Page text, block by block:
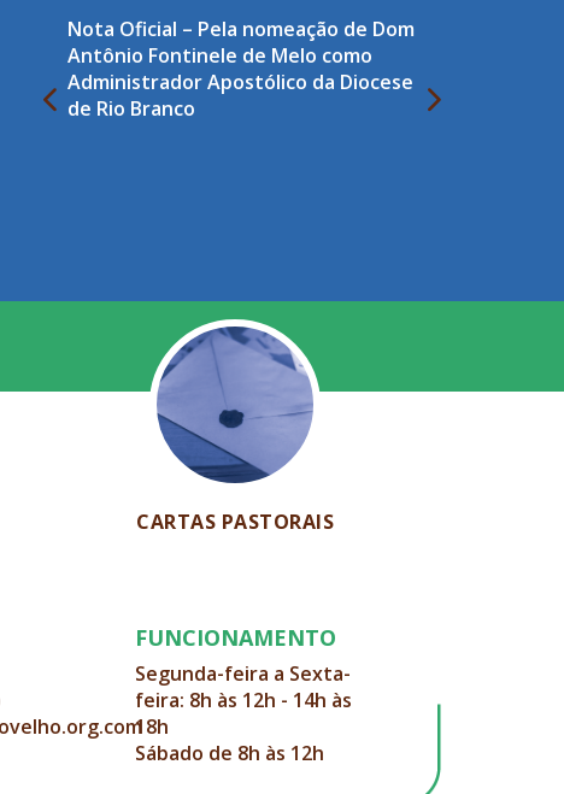
Nota Oficial – Pela nomeação de Dom
Antônio Fontinele de Melo como
Administrador Apostólico da Diocese
de Rio Branco
CARTAS PASTORAIS
FUNCIONAMENTO
Segunda-feira a Sexta-
feira: 8h às 12h - 14h às
18h
Sábado de 8h às 12h